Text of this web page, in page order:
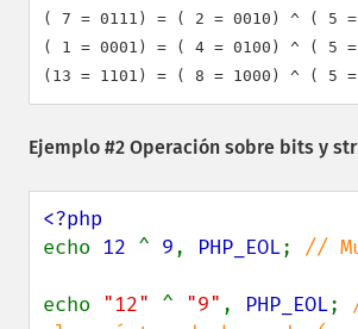
( 7 = 0111) = ( 2 = 0010) ^ ( 5 =
( 1 = 0001) = ( 4 = 0100) ^ ( 5 =
Ejemplo #2 Operación sobre bits y
echo 12 ^ 9, PHP_EOL; //
echo "12" ^ "9" , PHP_EOL;